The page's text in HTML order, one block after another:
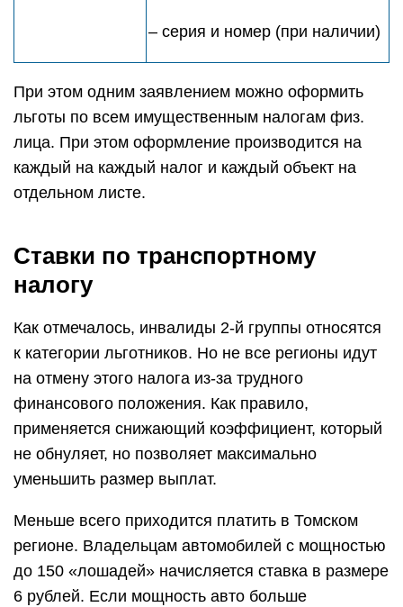
– серия и номер (при наличии)
При этом одним заявлением можно оформить
льготы по всем имущественным налогам физ.
лица. При этом оформление производится на
каждый на каждый налог и каждый объект на
отдельном листе.
Ставки по транспортному
налогу
Как отмечалось, инвалиды 2-й группы относятся
к категории льготников. Но не все регионы идут
на отмену этого налога из-за трудного
финансового положения. Как правило,
применяется снижающий коэффициент, который
не обнуляет, но позволяет максимально
уменьшить размер выплат.
Меньше всего приходится платить в Томском
регионе. Владельцам автомобилей с мощностью
до 150 «лошадей» начисляется ставка в размере
6 рублей. Если мощность авто больше